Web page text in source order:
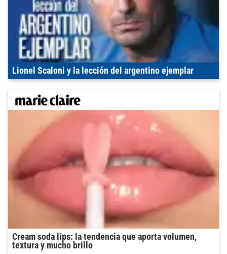
Lionel Scaloni y la lección del argentino ejemplar
Cream soda lips: la tendencia que aporta volumen,
textura y mucho brillo